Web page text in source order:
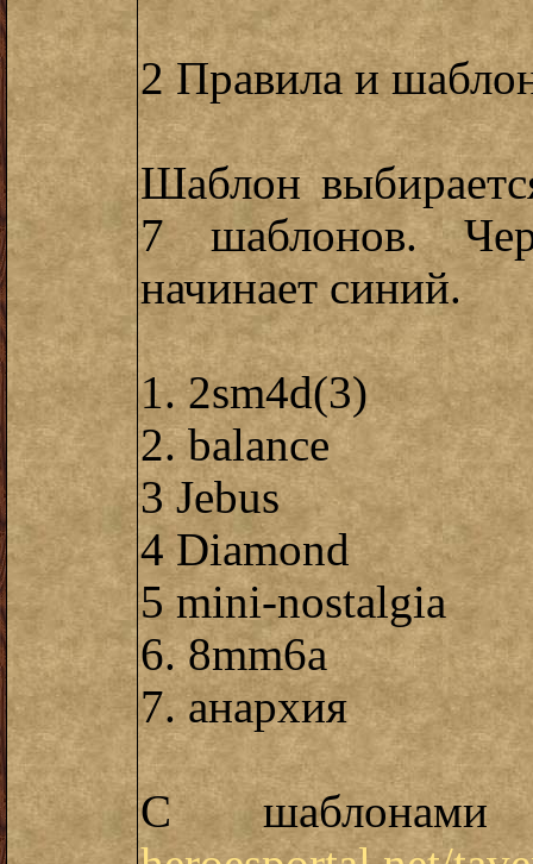
2 Правила и
Шаблон
7 шаблонов.
начинает синий.
1. 2sm4d(3)
2. balance
3 Jebus
4 Diamond
5 mini-nostalgia
6. 8mm6a
7. анархия
С шаблонами